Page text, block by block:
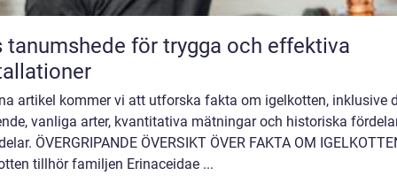
tanumshede för trygga och effektiva
artikel kommer vi att utforska fakta om igelkotten, inklusive
vanliga arter, kvantitativa mätningar och historiska
ÖVERGRIPANDE ÖVERSIKT ÖVER FAKTA OM
tillhör familjen Erinaceidae ...